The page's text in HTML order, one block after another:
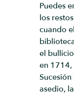
Puedes
los
cuando
el
en 1714,
asedio,